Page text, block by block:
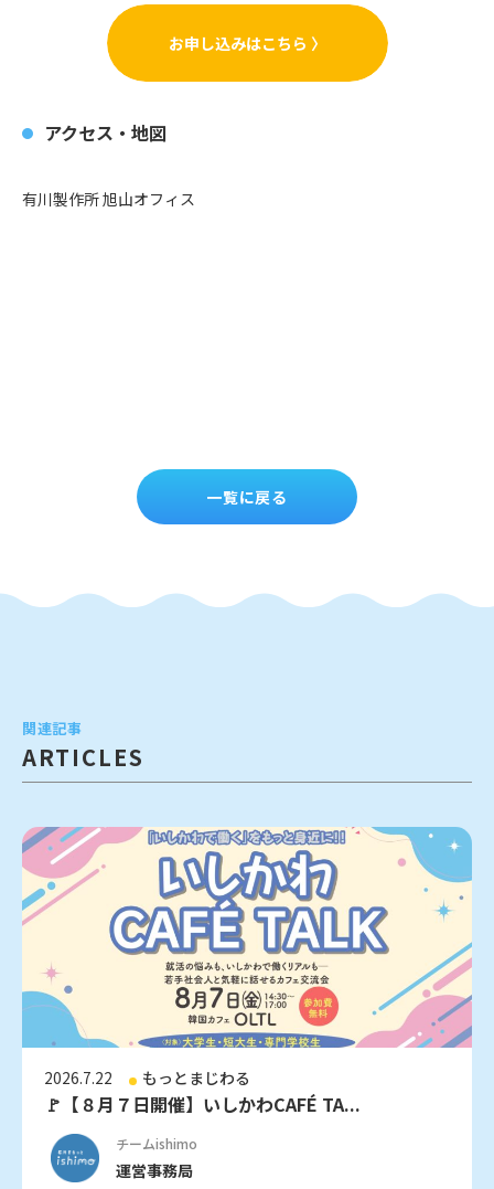
お申し込みはこちら 〉
アクセス・地図
有川製作所 旭山オフィス
一覧に戻る
関連記事
ARTICLES
2026.7.22 もっとまじわる
🚩【８月７日開催】いしかわCAFÉ TA...
チームishimo
運営事務局